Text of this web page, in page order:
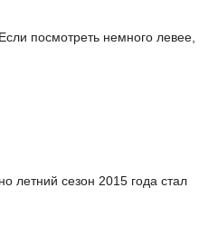
посмотреть немного левее,
летний сезон 2015 года стал